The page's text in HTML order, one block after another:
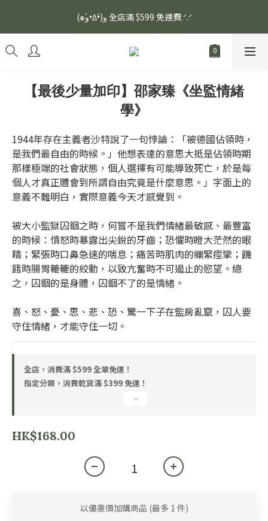
安眠熟睡、穩定血壓、瞓醒精神更集中🌿ASONE GABA TEA 如一
舒眠茶（15入）｜優質養生高山茶
(๑و•̀Δ•́)و 全店滿 $599 免運費.ᐟ.ᐟ
安眠熟睡、穩定血壓、瞓醒精神更集中🌿ASONE GABA TEA 如一
舒眠茶（15入）｜優質養生高山茶
【最後少量加印】邵家臻《坐監情緒
學》
1944年存在主義者沙特說了一句悖論：「被德國佔領時，
是我們最自由的時候。」他想表達的意思大抵是佔領時期
那樣極端的社會狀態，個人選擇有可能導致死亡，於是每
個人才真正體會到所謂自由究竟是什麼意思。」字面上的
意義不難明白，實際意義今天才感覺到。
被大小監獄囚錮之時，何嘗不是我們情緒最敏感、最豐富
的時候：憤怒時暴露出尖銳的牙齒；恐懼時瞪大茫然的眼
睛；緊張時口鼻急速的喘息；痛苦時肌肉的繃緊痙攣；饑
餓時腸胃轆轆的絞動，以致亢奮時不可遏止的慾望。總
之，囚錮的是身體，囚錮不了的是情緒。
喜、怒、憂、思、悲、恐、驚一下子在監房亂竄，囚人要
守住情緒，才能守住一切。
全店，消費滿 $599 全單免運！
指定分類，消費乾貨滿 $399 免運！
HK$168.00
以優惠價加購商品 (最多 1 件)